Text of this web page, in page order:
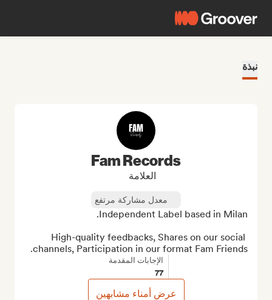
نبذة
Fam Records
العلامة
معدل مشاركة مرتفع
High-quality feedbacks, Shares on our social
channels, Participation in our format Fam Friends.
الإجابات المقدمة
77
عرض أمناء مشابهين